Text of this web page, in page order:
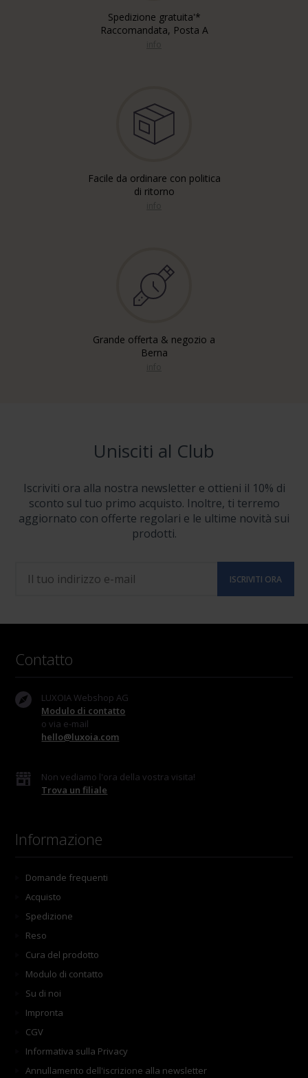
Spedizione gratuita'*
Raccomandata, Posta A
Facile da ordinare con politica
di ritorno
Grande offerta & negozio a
Berna
Unisciti al Club
Iscriviti ora alla nostra newsletter e ottieni il 10% di
sconto sul tuo primo acquisto. Inoltre, ti terremo
aggiornato con offerte regolari e le ultime novità sui
prodotti.
Contatto
LUXOIA Webshop AG
Modulo di contatto
o via e-mail
hello@luxoia.com
Non vediamo l'ora della vostra visita!
Trova un filiale
Informazione
Domande frequenti
Acquisto
Spedizione
Reso
Cura del prodotto
Modulo di contatto
Su di noi
Impronta
CGV
Informativa sulla Privacy
Annullamento dell'iscrizione alla newsletter